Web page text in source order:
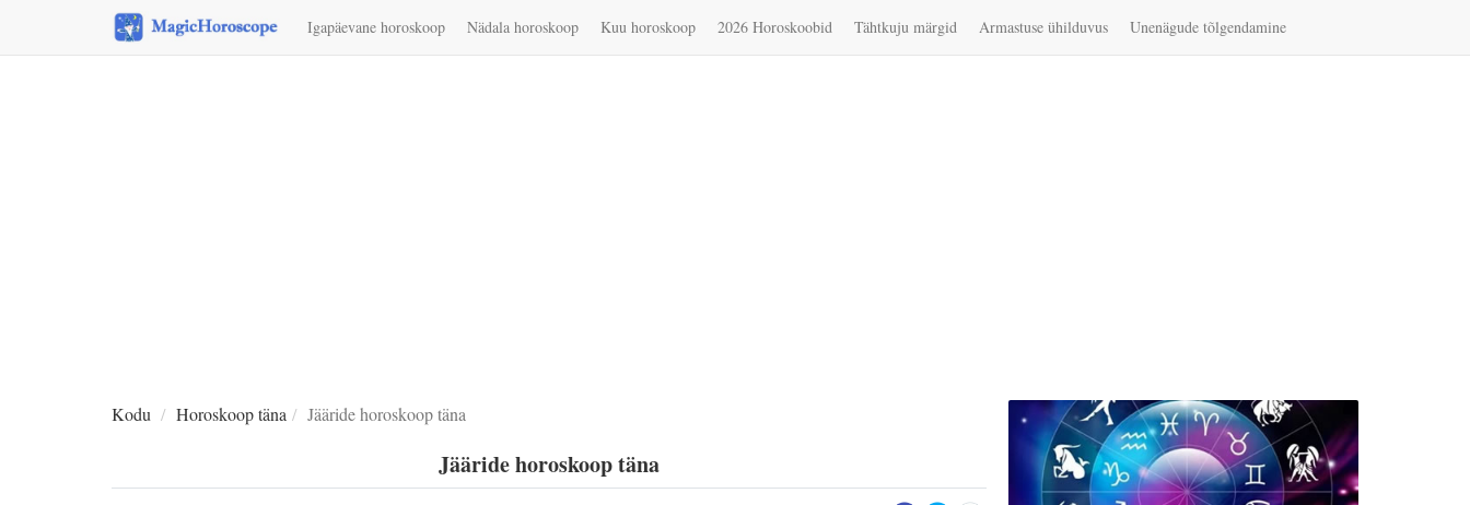
Igapäevane horoskoop Nädala horoskoop Kuu horoskoop 2026 Horoskoobid Tähtkuju märgid Armastuse ühilduvus Unenägude tõlgendamine
Kodu Horoskoop täna Jääride horoskoop täna
Jääride horoskoop täna